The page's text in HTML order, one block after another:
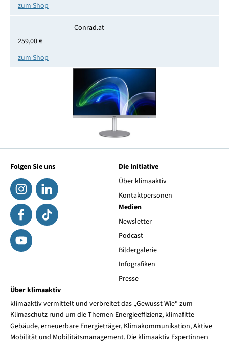
zum Shop
Conrad.at
259,00 €
zum Shop
Folgen Sie uns
Die Initiative
Über klimaaktiv
Kontaktpersonen
Medien
Newsletter
Podcast
Bildergalerie
Infografiken
Presse
Über klimaaktiv
klimaaktiv vermittelt und verbreitet das „Gewusst Wie“ zum
Klimaschutz rund um die Themen Energieeffizienz, klimafitte
Gebäude, erneuerbare Energieträger, Klimakommunikation, Aktive
Mobilität und Mobilitätsmanagement. Die klimaaktiv Expertinnen